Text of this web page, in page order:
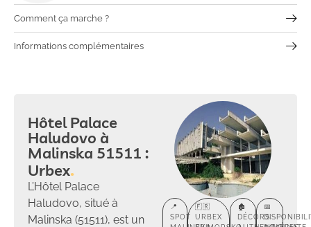
Comment ça marche ?
Informations complémentaires
Hôtel Palace
Haludovo à
Malinska 51511 :
Urbex
L’Hôtel Palace
Haludovo, situé à
Malinska (51511), est un
📍
SPOT
🇫🇷
URBEX
🏚️
DÉCORS
📅